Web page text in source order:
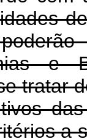
e
tratar
a